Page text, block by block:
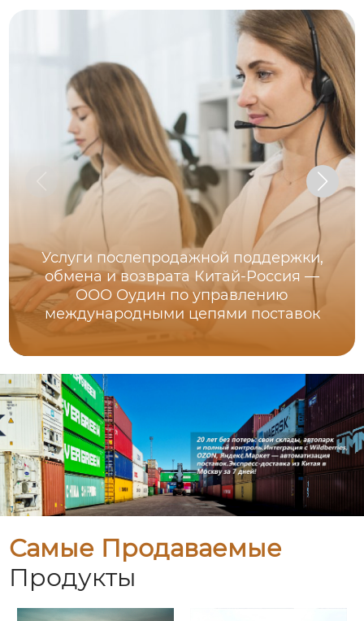
Услуги послепродажной поддержки,
обмена и возврата Китай-Россия —
ООО Оудин по управлению
международными цепями поставок
Самые Продаваемые
Продукты